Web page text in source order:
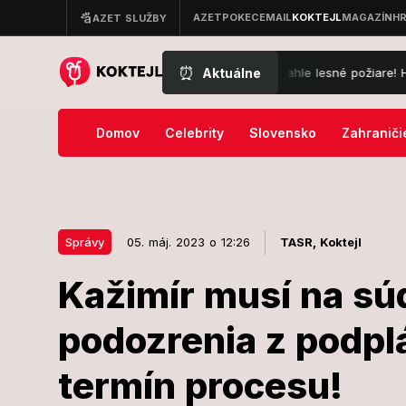
⏰ Aktuálne
pozor: Tieto časti Balkánu sužujú rozsiahle lesné požiare! Hlásia
Domov Celebrity Slovensko
Správy 05. máj. 2023 o 12:26 TASR, Koktejl
Kažimír musí na
podozrenia z
termín procesu!
Kažimír musí